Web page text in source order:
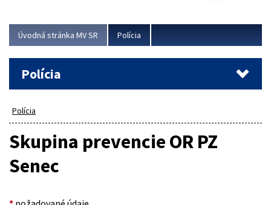
Úvodná stránka MV SR Polícia
Polícia
Polícia
Skupina prevencie OR PZ
Senec